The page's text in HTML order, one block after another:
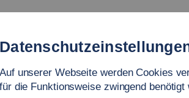
Auf unserer Webseite werden Cookies
für die Funktionsweise zwingend benötigt